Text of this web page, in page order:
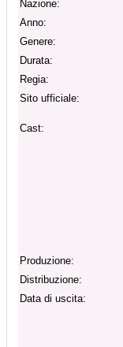
Nazione:
Anno:
Genere:
Durata:
Regia:
Sito ufficiale:
Cast:
Produzione:
Distribuzione:
Data di uscita: